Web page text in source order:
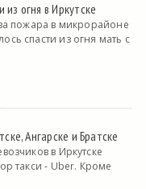
огня в Иркутске
пожара в микрорайоне
спасти из огня мать с
Ангарске и Братске
в Иркутске
такси - Uber. Кроме